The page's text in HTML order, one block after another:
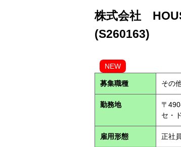
株式会社
(S260163)
NEW
募集職種 その
勤務地
〒
セ・
雇用形態 正社